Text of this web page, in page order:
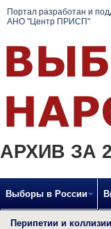
Портал разработан и
АНО "Центр ПРИСП"
АРХИВ ЗА
Выборы в России
Перипетии и коллизии